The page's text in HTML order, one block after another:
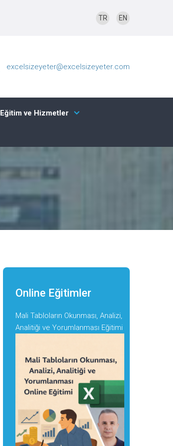
TR EN
excelsizeyeter@excelsizeyeter.com
Eğitim ve Hizmetler
Online Eğitimler
Mali Tabloların Okunması, Analizi,
Analitiği ve Yorumlanması Eğitimi